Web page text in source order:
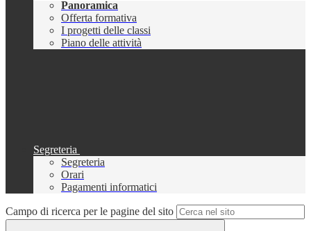
Panoramica
Offerta formativa
I progetti delle classi
Piano delle attività
Segreteria
Segreteria
Orari
Pagamenti informatici
Campo di ricerca per le pagine del sito